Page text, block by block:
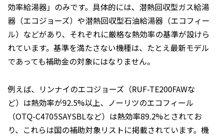
効率給湯器」のみです。具体的には、潜熱回収型ガス給湯
器（エコジョーズ）や潜熱回収型石油給湯器（エコフィー
ル）などがあり、それぞれに厳格な熱効率の基準が設けら
れています。基準を満たさない機種は、たとえ最新モデル
であっても補助金の対象にはなりません。
例えば、リンナイのエコジョーズ（RUF-TE200FAWな
ど）は熱効率が92.5%以上、ノーリツのエコフィール
（OTQ-C4705SAYSBLなど）は熱効率89.2%とされてお
り、これらは国の補助対象リストに掲載されています。機